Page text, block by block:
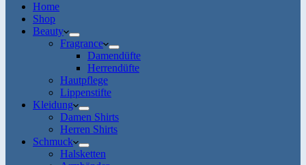
Home
Shop
Beauty
Fragrance
Damendüfte
Herrendüfte
Hautpflege
Lippenstifte
Kleidung
Damen Shirts
Herren Shirts
Schmuck
Halsketten